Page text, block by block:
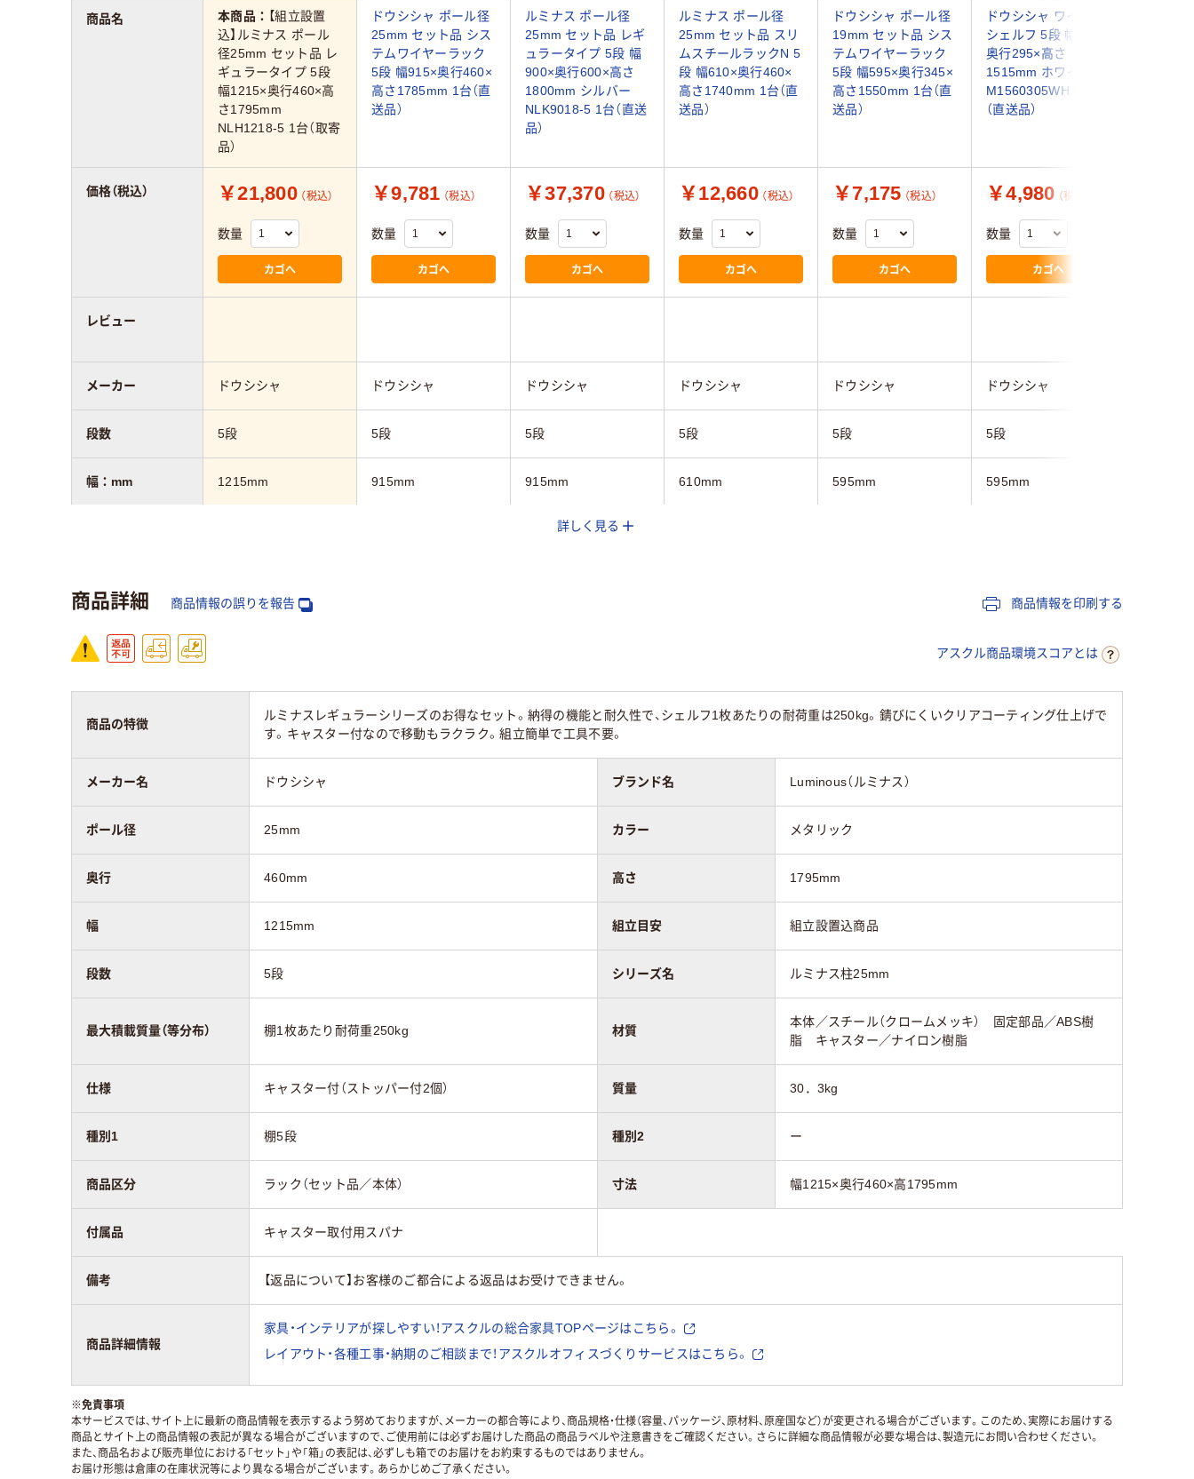
本商品： 【組立設置
込】ルミナス ポール
径25mm セット品 レ
ギュラータイプ 5段
幅1215×奥行460×高
さ1795mm
NLH1218-5 1台（取寄
品）
ドウシシャ ポール径
25mm セット品 シス
テムワイヤーラック
5段 幅915×奥行460×
高さ1785mm 1台（直
送品）
ルミナス ポール径
25mm セット品 レギ
ュラータイプ 5段 幅
900×奥行600×高さ
1800mm シルバー
NLK9018-5 1台（直送
品）
ルミナス ポール径
25mm セット品 スリ
ムスチールラックN 5
段 幅610×奥行460×
高さ1740mm 1台（直
送品）
ドウシシャ ポール径
19mm セット品 シス
テムワイヤーラック
5段 幅595×奥行345×
高さ1550mm 1台（直
送品）
ドウシシャ ワイヤー
シェルフ 5段 幅595×
奥行295×高さ
1515mm ホワイト
M1560305WH 1台
（直送品）
￥21,800 （税込）
数量
カゴへ
￥9,781 （税込）
数量
カゴへ
￥37,370 （税込）
数量
カゴへ
￥12,660 （税込）
数量
カゴへ
￥7,175 （税込）
数量
カゴへ
￥4,980 （税込）
数量
カゴへ
ドウシシャ ドウシシャ ドウシシャ ドウシシャ ドウシシャ ドウシシャ
5段 5段 5段 5段 5段 5段
1215mm 915mm 915mm 610mm 595mm 595mm
610mm
体）
体）
体）
体）
体）
体）
商品名
価格（税込）
レビュー
メーカー
段数
幅：mm
詳しく見る
商品詳細 商品情報の誤りを報告 商品情報を印刷する
アスクル商品環境スコアとは
商品の特徴
ルミナスレギュラーシリーズのお得なセット。納得の機能と耐久性で、シェルフ1枚あたりの耐荷重は250kg。錆びにくいクリアコーティング仕上げで
す。キャスター付なので移動もラクラク。組立簡単で工具不要。
メーカー名 ドウシシャ ブランド名 Luminous（ルミナス）
ポール径 25mm カラー メタリック
奥行 460mm 高さ 1795mm
幅 1215mm 組立目安 組立設置込商品
段数 5段 シリーズ名 ルミナス柱25mm
最大積載質量（等分布） 棚1枚あたり耐荷重250kg 材質
本体／スチール（クロームメッキ） 固定部品／ABS樹
脂 キャスター／ナイロン樹脂
仕様 キャスター付（ストッパー付2個） 質量 30．3kg
種別1 棚5段 種別2 ー
商品区分 ラック（セット品／本体） 寸法 幅1215×奥行460×高1795mm
付属品 キャスター取付用スパナ
備考 【返品について】お客様のご都合による返品はお受けできません。
商品詳細情報
家具・インテリアが探しやすい！アスクルの総合家具TOPページはこちら。
レイアウト・各種工事・納期のご相談まで！アスクルオフィスづくりサービスはこちら。
※免責事項
本サービスでは、サイト上に最新の商品情報を表示するよう努めておりますが、メーカーの都合等により、商品規格・仕様（容量、パッケージ、原材料、原産国など）が変更される場合がございます。このため、実際にお届けする
商品とサイト上の商品情報の表記が異なる場合がございますので、ご使用前には必ずお届けした商品の商品ラベルや注意書きをご確認ください。さらに詳細な商品情報が必要な場合は、製造元にお問い合わせください。
また、商品名および販売単位における「セット」や「箱」の表記は、必ずしも箱でのお届けをお約束するものではありません。
お届け形態は倉庫の在庫状況等により異なる場合がございます。あらかじめご了承ください。